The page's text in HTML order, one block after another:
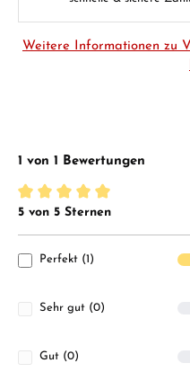
Weitere Informationen zu
1 von 1 Bewertungen
Durchschnittliche Bewertung
5 von 5 Sternen
Perfekt (1)
Sehr gut (0)
Gut (0)